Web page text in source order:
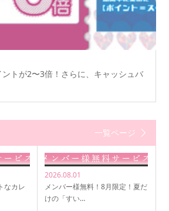
トが2〜3倍！さらに、キャッシュバ
一覧ページ
なカレ
2026.08.01
メンバー様無料！8月限定！夏だ
けの「すい…